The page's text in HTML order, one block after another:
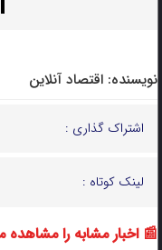
نویسنده: اقتصاد آنلاین
اشتراک گذاری :
لینک کوتاه :
📰 اخبار مشابه را مشاهده